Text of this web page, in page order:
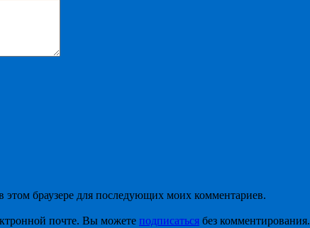
этом браузере для последующих моих комментариев.
почте. Вы можете подписаться без комментирования.